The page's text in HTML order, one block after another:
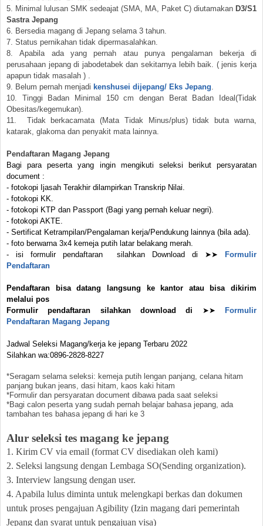
5. Minimal lulusan SMK sedeajat (SMA, MA, Paket C) diutamakan D3/S1
Sastra Jepang
6. Bersedia magang di Jepang selama 3 tahun.
7. Status pernikahan tidak dipermasalahkan.
8. Apabila ada yang pernah atau punya pengalaman bekerja di
perusahaan jepang di jabodetabek dan sekitarnya lebih baik. ( jenis kerja
apapun tidak masalah ) .
9. Belum pernah menjadi kenshusei dijepang/ Eks Jepang.
10. Tinggi Badan Minimal 150 cm dengan Berat Badan Ideal(Tidak
Obesitas/kegemukan).
11. Tidak berkacamata (Mata Tidak Minus/plus) tidak buta warna,
katarak, glakoma dan penyakit mata lainnya.
Pendaftaran Magang Jepang
Bagi para peserta yang ingin mengikuti seleksi berikut persyaratan
document :
- fotokopi Ijasah Terakhir dilampirkan Transkrip Nilai.
- fotokopi KK.
- fotokopi KTP dan Passport (Bagi yang pernah keluar negri).
- fotokopi AKTE.
- Sertificat Ketrampilan/Pengalaman kerja/Pendukung lainnya (bila ada).
- foto berwarna 3x4 kemeja putih latar belakang merah.
- isi formulir pendaftaran silahkan Download di ➤➤
Formulir
Pendaftaran
Pendaftaran bisa datang langsung ke kantor atau bisa dikirim
melalui pos
Formulir pendaftaran silahkan download di ➤➤
Formulir
Pendaftaran Magang Jepang
Jadwal Seleksi Magang/kerja ke jepang Terbaru 2022
Silahkan wa:0896-2828-8227
*Seragam selama seleksi: kemeja putih lengan panjang, celana hitam
panjang bukan jeans, dasi hitam, kaos kaki hitam
*Formulir dan persyaratan document dibawa pada saat seleksi
*Bagi calon peserta yang sudah pernah belajar bahasa jepang, ada
tambahan tes bahasa jepang di hari ke 3
Alur seleksi tes magang ke jepang
1. Kirim CV via email (format CV disediakan oleh kami)
2. Seleksi langsung dengan Lembaga SO(Sending organization).
3. Interview langsung dengan user.
4. Apabila lulus diminta untuk melengkapi berkas dan dokumen
untuk proses pengajuan Agibility (Izin magang dari pemerintah
Jepang dan syarat untuk pengajuan visa)